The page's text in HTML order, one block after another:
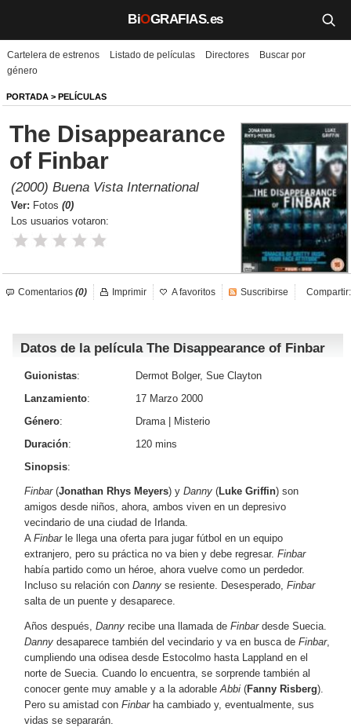
BiOGRAFIAS.es
Biografías
Películas
TV
Música
Un día como hoy
Videos
Iniciar sesión Crear cuenta
Cartelera de estrenos Listado de películas Directores
Buscar por
género
PORTADA > PELÍCULAS
The Disappearance
of Finbar
(2000) Buena Vista International
Ver: Fotos (0)
Los usuarios votaron:
Comentarios (0) Compartir:
Imprimir A favoritos Suscribirse
Datos de la película The Disappearance of Finbar
Guionistas:
Dermot Bolger, Sue Clayton
Lanzamiento:
17 Marzo 2000
Género: Drama|
Misterio
Duración:
120 mins
Sinopsis:
Finbar (Jonathan Rhys Meyers) y Danny (Luke Griffin) son
amigos desde niños, ahora, ambos viven en un depresivo
vecindario de una ciudad de Irlanda.
A Finbar le llega una oferta para jugar fútbol en un equipo
extranjero, pero su práctica no va bien y debe regresar. Finbar
había partido como un héroe, ahora vuelve como un perdedor.
Incluso su relación con Danny se resiente. Desesperado, Finbar
salta de un puente y desaparece.
Años después, Danny recibe una llamada de Finbar desde Suecia.
Danny desaparece también del vecindario y va en busca de Finbar,
cumpliendo una odisea desde Estocolmo hasta Lappland en el
norte de Suecia. Cuando lo encuentra, se sorprende también al
conocer gente muy amable y a la adorableAbbi (Fanny Risberg).
Pero su amistad con Finbar ha cambiado y, eventualmente, sus
vidas se separarán.